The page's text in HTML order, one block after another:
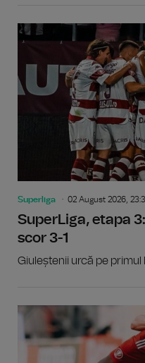
Superliga 02 August 2026,
SuperLiga, etapa
scor 3-1
Giuleștenii urcă pe